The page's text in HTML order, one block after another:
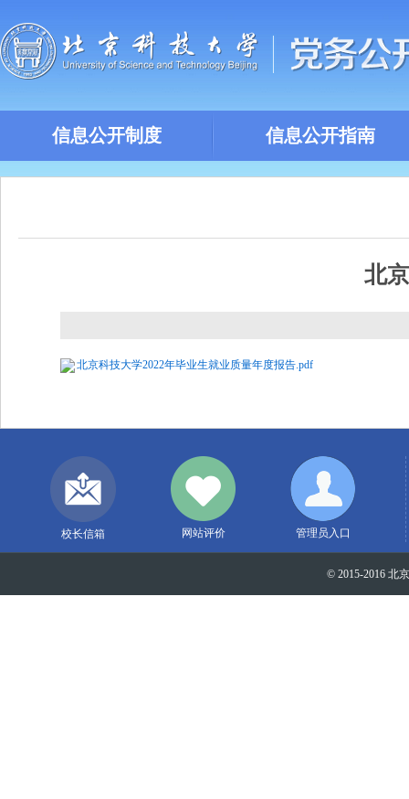
信息公开制度 信息公开指南
北
北京科技大学2022年毕业生就业质量年度报告.pdf
校长信箱 网站评价 管理员入口
© 2015-2016